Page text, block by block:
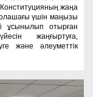
жаңа
үшін маңызы
ұсынылып отырған
жаңғыртуға,
және әлеуметтік